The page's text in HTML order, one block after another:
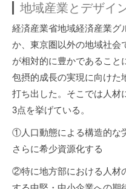
地域産業とデザイ
経済産業省地域経済産業グ
か、東京圏以外の地域社会
が相対的に豊かであること
包摂的成長の実現に向けた
打ち出した。そこでは人材
3点を挙げている。
①人口動態による構造的な
さらに希少資源化する
②特に地方部における人材